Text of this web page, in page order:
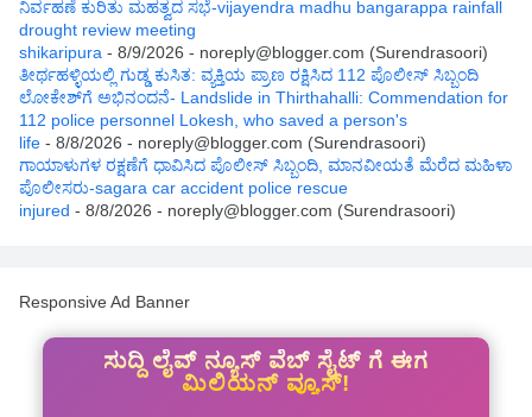
ನಿರ್ವಹಣೆ ಕುರಿತು ಮಹತ್ವದ ಸಭೆ-vijayendra madhu bangarappa rainfall
drought review meeting
shikaripura - 8/9/2026 - noreply@blogger.com (Surendrasoori)
ತೀರ್ಥಹಳ್ಳಿಯಲ್ಲಿ ಗುಡ್ಡ ಕುಸಿತ: ವ್ಯಕ್ತಿಯ ಪ್ರಾಣ ರಕ್ಷಿಸಿದ 112 ಪೊಲೀಸ್ ಸಿಬ್ಬಂದಿ
ಲೋಕೇಶ್‌ಗೆ ಅಭಿನಂದನೆ- Landslide in Thirthahalli: Commendation for
112 police personnel Lokesh, who saved a person's
life - 8/8/2026 - noreply@blogger.com (Surendrasoori)
ಗಾಯಾಳುಗಳ ರಕ್ಷಣೆಗೆ ಧಾವಿಸಿದ ಪೊಲೀಸ್ ಸಿಬ್ಬಂದಿ, ಮಾನವೀಯತೆ ಮೆರೆದ ಮಹಿಳಾ
ಪೊಲೀಸರು-sagara car accident police rescue
injured - 8/8/2026 - noreply@blogger.com (Surendrasoori)
Responsive Ad Banner
ಸುದ್ದಿ ಲೈವ್ ನ್ಯೂಸ್ ವೆಬ್ ಸೈಟ್ ಗೆ ಈಗ
ಮಿಲಿಯನ್ ವ್ಯೂಸ್!